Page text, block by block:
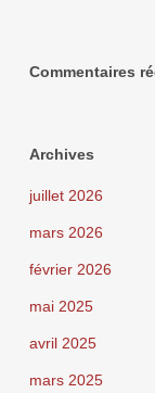
Commentaires
Archives
juillet 2026
mars 2026
février 2026
mai 2025
avril 2025
mars 2025